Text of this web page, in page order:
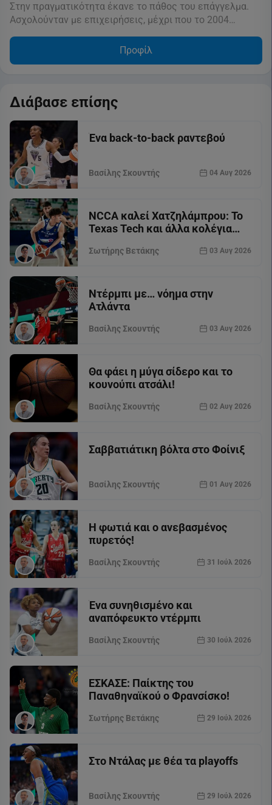
Στην πραγματικότητα έκανε το πάθος του επάγγελμα.
Ασχολούνταν με επιχειρήσεις, μέχρι που το 2004…
Προφίλ
Διάβασε επίσης
Ένα back-to-back ραντεβού
Βασίλης Σκουντής 04 Αυγ 2026
NCCA καλεί Χατζηλάμπρου: Το
Texas Tech και άλλα κολέγια
Σωτήρης Βετάκης 03 Αυγ 2026
Ντέρμπι με… νόημα στην
Ατλάντα
Βασίλης Σκουντής 03 Αυγ 2026
Θα φάει η μύγα σίδερο και το
κουνούπι ατσάλι!
Βασίλης Σκουντής 02 Αυγ 2026
Σαββατιάτικη βόλτα στο Φοίνιξ
Βασίλης Σκουντής 01 Αυγ 2026
Η φωτιά και ο ανεβασμένος
πυρετός!
Βασίλης Σκουντής 31 Ιούλ 2026
Ένα συνηθισμένο και
αναπόφευκτο ντέρμπι
Βασίλης Σκουντής 30 Ιούλ 2026
ΕΣΚΑΣΕ: Παίκτης του
Παναθηναϊκού ο Φρανσίσκο!
Σωτήρης Βετάκης 29 Ιούλ 2026
Στο Ντάλας με θέα τα playoffs
Βασίλης Σκουντής 29 Ιούλ 2026